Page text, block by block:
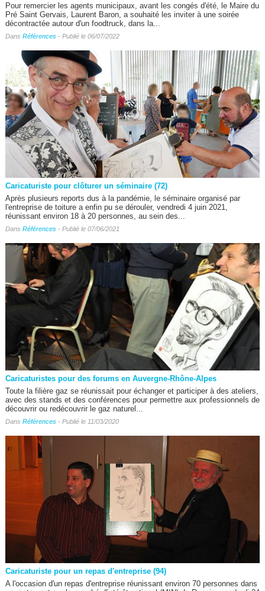
Pour remercier les agents municipaux, avant les congés d'été, le Maire du
Pré Saint Gervais, Laurent Baron, a souhaité les inviter à une soirée
décontractée autour d'un foodtruck, dans la...
Dans Références- Publié le 06/07/2022
Caricaturiste pour clôturer un séminaire (72)
Après plusieurs reports dus à la pandémie, le séminaire organisé par
l'entreprise de toiture a enfin pu se dérouler, vendredi 4 juin 2021,
réunissant environ 18 à 20 personnes, au sein des...
Dans Références- Publié le 07/06/2021
Caricaturistes pour des forums en Auvergne-Rhône-Alpes
Toute la filière gaz se réunissait pour échanger et participer à des ateliers,
avec des stands et des conférences pour permettre aux professionnels de
découvrir ou redécouvrir le gaz naturel...
Dans Références- Publié le 11/03/2020
Caricaturiste pour un repas d'entreprise (94)
A l'occasion d'un repas d'entreprise réunissant environ 70 personnes dans